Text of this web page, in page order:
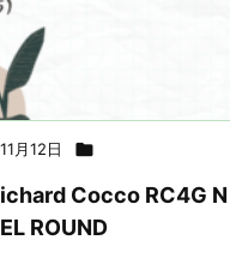
月12日 
Cocco RC4G N
ROUND